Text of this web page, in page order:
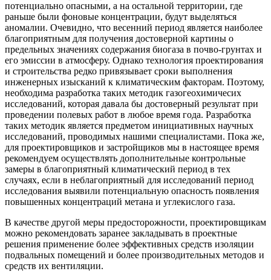
потенциально опасными, а на остальной территории, где
раньше были фоновые концентрации, будут выделяться
аномалии. Очевидно, что весенний период является наиболее
благоприятным для получения достоверной картины о
предельных значениях содержания биогаза в почво-грунтах и
его эмиссии в атмосферу. Однако технология проектирования
и строительства редко привязывает сроки выполнения
инженерных изысканий к климатическим факторам. Поэтому,
необходима разработка таких методик газогеохимичесих
исследований, которая давала бы достоверный результат при
проведении полевых работ в любое время года. Разработка
таких методик является предметом инициативных научных
исследований, проводимых нашими специалистами. Пока же,
для проектировщиков и застройщиков мы в настоящее время
рекомендуем осуществлять дополнительные контрольные
замеры в благоприятный климатический период в тех
случаях, если в неблагоприятный для исследований период
исследования выявили потенциальную опасность появления
повышенных концентраций метана и углекислого газа.
В качестве другой меры предосторожности, проектировщикам
можно рекомендовать заранее закладывать в проектные
решения применение более эффективных средств изоляции
подвальных помещений и более производительных методов и
средств их вентиляции.